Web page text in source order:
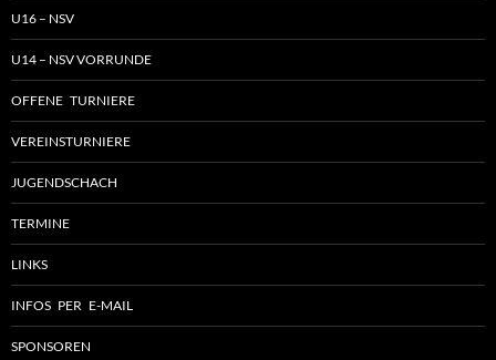
U16 – NSV
U14 – NSV VORRUNDE
OFFENE TURNIERE
VEREINSTURNIERE
JUGENDSCHACH
TERMINE
LINKS
INFOS PER E-MAIL
SPONSOREN